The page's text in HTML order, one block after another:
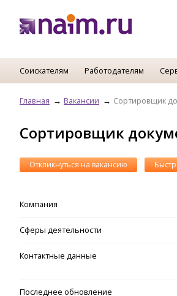
Соискателям Работодателям
Главная Вакансии Сортировщик
Сортировщик
Откликнуться на вакансию
Компания
Сферы деятельности
Контактные данные
Последнее обновление